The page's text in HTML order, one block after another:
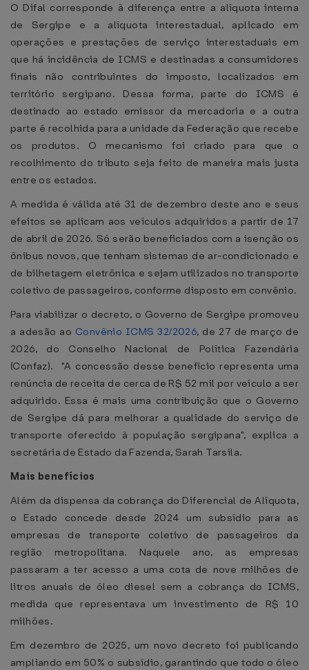
O Difal corresponde à diferença entre a alíquota interna
de Sergipe e a alíquota interestadual, aplicado em
operações e prestações de serviço interestaduais em
que há incidência de ICMS e destinadas a consumidores
finais não contribuintes do imposto, localizados em
território sergipano. Dessa forma, parte do ICMS é
destinado ao estado emissor da mercadoria e a outra
parte é recolhida para a unidade da Federação que recebe
os produtos. O mecanismo foi criado para que o
recolhimento do tributo seja feito de maneira mais justa
entre os estados.
A medida é válida até 31 de dezembro deste ano e seus
efeitos se aplicam aos veículos adquiridos a partir de 17
de abril de 2026. Só serão beneficiados com a isenção os
ônibus novos, que tenham sistemas de ar-condicionado e
de bilhetagem eletrônica e sejam utilizados no transporte
coletivo de passageiros, conforme disposto em convênio.
Para viabilizar o decreto, o Governo de Sergipe promoveu
a adesão ao Convênio ICMS 32/2026, de 27 de março de
2026, do Conselho Nacional de Política Fazendária
(Confaz). "A concessão desse benefício representa uma
renúncia de receita de cerca de R$ 52 mil por veículo a ser
adquirido. Essa é mais uma contribuição que o Governo
de Sergipe dá para melhorar a qualidade do serviço de
transporte oferecido à população sergipana", explica a
secretária de Estado da Fazenda, Sarah Tarsila.
Mais benefícios
Além da dispensa da cobrança do Diferencial de Alíquota,
o Estado concede desde 2024 um subsídio para as
empresas de transporte coletivo de passageiros da
região metropolitana. Naquele ano, as empresas
passaram a ter acesso a uma cota de nove milhões de
litros anuais de óleo diesel sem a cobrança do ICMS,
medida que representava um investimento de R$ 10
milhões.
Em dezembro de 2025, um novo decreto foi publicando
ampliando em 50% o subsídio, garantindo que todo o óleo